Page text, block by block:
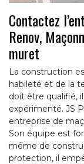
Contactez
Renov,
muret
La construction
habileté et de la
doit être qualifié,
expérimenté. JS
entreprise de
Son équipe est
même de
protection, il